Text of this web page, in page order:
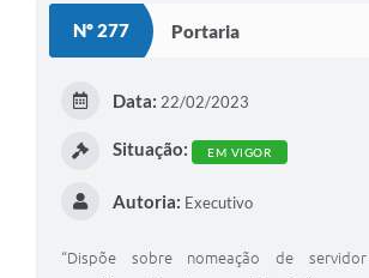
Nº 277 Portaria
Data: 22/02/2023
Situação: EM VIGOR
Autoria: Executivo
“Dispõe sobre nomeação de